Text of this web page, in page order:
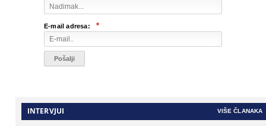
E-mail adresa: *
INTERVJUI VIŠE ČLANAKA